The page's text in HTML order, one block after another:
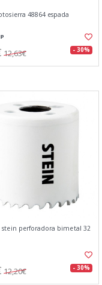
48864 espada
12,63€ - 30%
stein perforadora bimetal 32
12,20€ - 30%